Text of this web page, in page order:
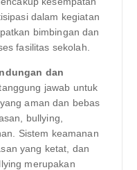
dalam kegiatan
bimbingan dan
fasilitas sekolah.
dan
jawab untuk
aman dan bebas
bullying,
Sistem keamanan
yang ketat, dan
merupakan